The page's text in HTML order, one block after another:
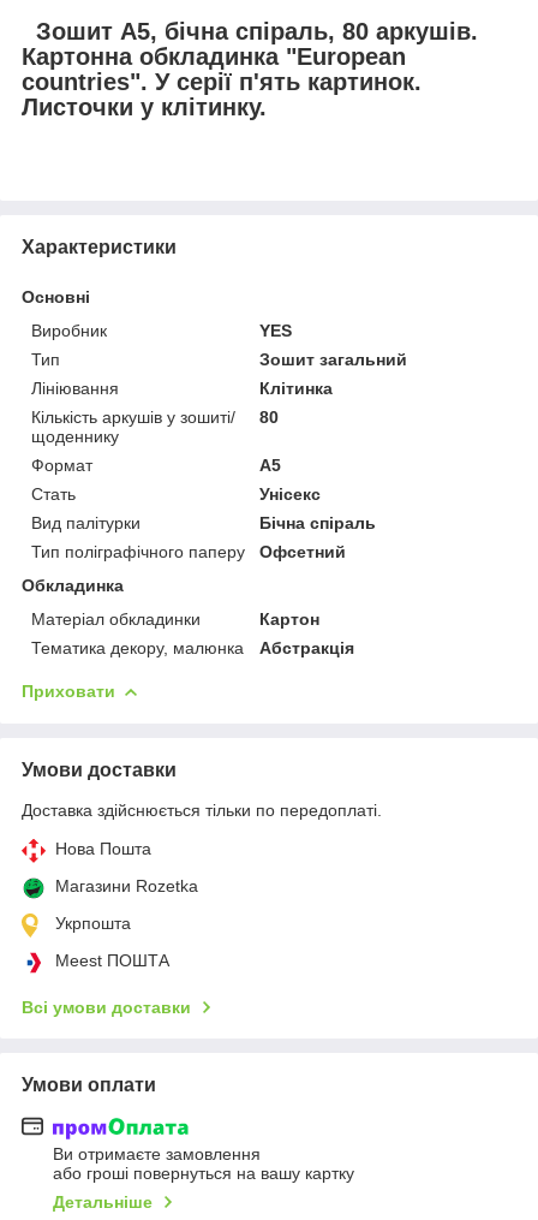
Зошит А5, бічна спіраль, 80 аркушів.
Картонна обкладинка "European
countries". У серії п'ять картинок.
Листочки у клітинку.
Характеристики
Основні
Виробник
YES
Тип
Зошит загальний
Лініювання
Клітинка
Кількість аркушів у зошиті/
щоденнику
80
Формат
A5
Стать
Унісекс
Вид палітурки
Бічна спіраль
Тип поліграфічного паперу
Офсетний
Обкладинка
Матеріал обкладинки
Картон
Тематика декору, малюнка
Абстракція
Приховати
Умови доставки
Доставка здійснюється тільки по передоплаті.
Нова Пошта
Магазини Rozetka
Укрпошта
Meest ПОШТА
Всі умови доставки
Умови оплати
Ви отримаєте замовлення
або гроші повернуться на вашу картку
Детальніше